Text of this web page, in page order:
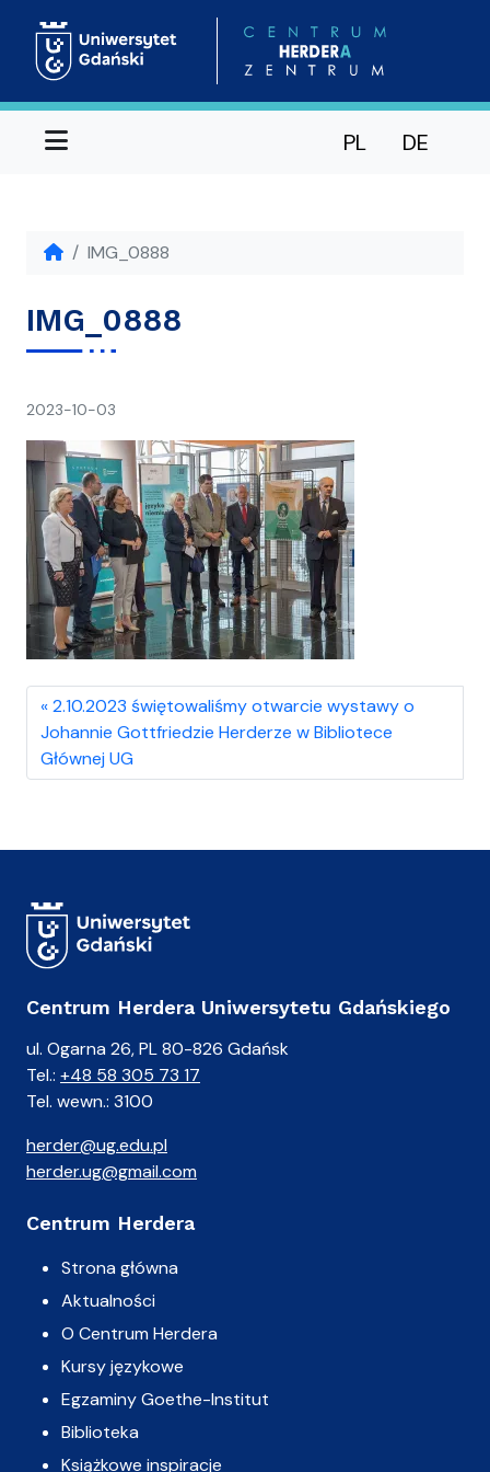
Menu PL DE
IMG_0888
IMG_0888
2023-10-03
2.10.2023 świętowaliśmy otwarcie wystawy o
Johannie Gottfriedzie Herderze w Bibliotece
Głównej UG
Centrum Herdera Uniwersytetu Gdańskiego
ul. Ogarna 26, PL 80-826 Gdańsk
Tel.: +48 58 305 73 17
Tel. wewn.: 3100
herder@ug.edu.pl
herder.ug@gmail.com
Centrum Herdera
Strona główna
Aktualności
O Centrum Herdera
Kursy językowe
Egzaminy Goethe-Institut
Biblioteka
Książkowe inspiracje